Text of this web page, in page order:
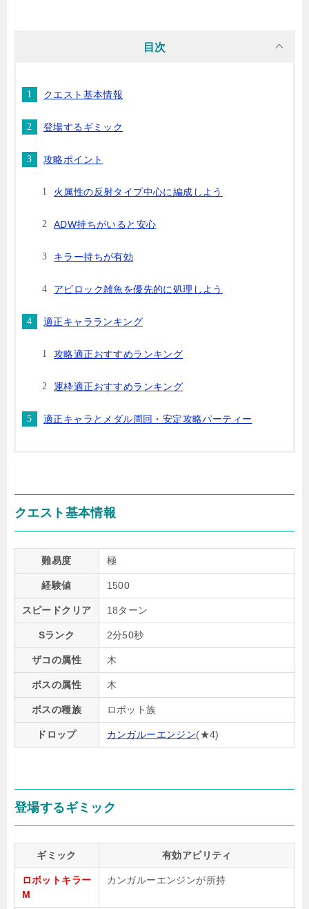
目次
クエスト基本情報
登場するギミック
攻略ポイント
火属性の反射タイプ中心に編成しよう
ADW持ちがいると安心
キラー持ちが有効
アビロック雑魚を優先的に処理しよう
適正キャラランキング
攻略適正おすすめランキング
運枠適正おすすめランキング
適正キャラとメダル周回・安定攻略パーティー
クエスト基本情報
難易度 極
経験値 1500
スピードクリア 18ターン
Sランク 2分50秒
ザコの属性 木
ボスの属性 木
ボスの種族 ロボット族
ドロップ カンガルーエンジン(★4)
登場するギミック
ギミック 有効アビリティ
ロボットキラー
M
カンガルーエンジンが所持